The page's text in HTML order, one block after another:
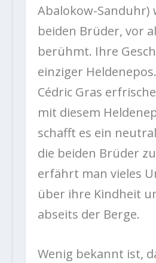
Abalokow-Sanduhr)
beiden Brüder, vor
berühmt. Ihre
einziger
Cédric Gras
mit diesem
schafft es ein
die beiden Brüder
erfährt man vieles
über ihre Kindheit
abseits der Berge.
Wenig bekannt ist,